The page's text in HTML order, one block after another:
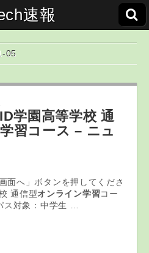
速報
05
学園高等学校 通
習コース – ニュ
面へ」ボタンを押してくださ
通信型オンライン学習コー
対象：中学生 …